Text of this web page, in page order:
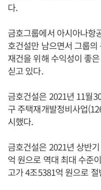
다.
금호그룹에서 아시아나항
호건설만 남으면서 그룹
재건을 위해 수익성이 좋
싣고 있다.
금호건설은 2021년 11월
구 주택재개발정비사업
시했다.
금호건설은 2021년 상반
억 원으로 역대 최대 수준
고가 4조5381억 원으로